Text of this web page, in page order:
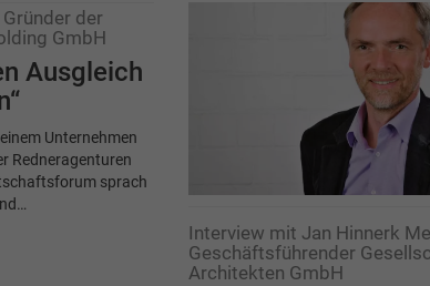
der
GmbH
Ausgleich
Unternehmen
Redneragenturen
sprach
Interview mit Jan Hinnerk
Geschäftsführender
Architekten GmbH